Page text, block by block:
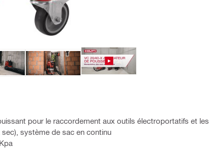
pour le raccordement aux outils électroportatifs et les
système de sac en continu